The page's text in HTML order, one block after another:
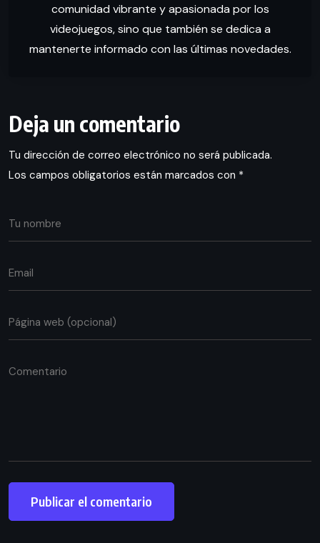
comunidad vibrante y apasionada por los
videojuegos, sino que también se dedica a
mantenerte informado con las últimas novedades.
Deja un comentario
Tu dirección de correo electrónico no será publicada.
Los campos obligatorios están marcados con *